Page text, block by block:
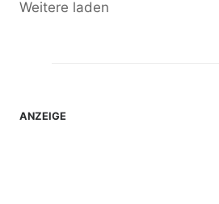
Weitere laden
ANZEIGE